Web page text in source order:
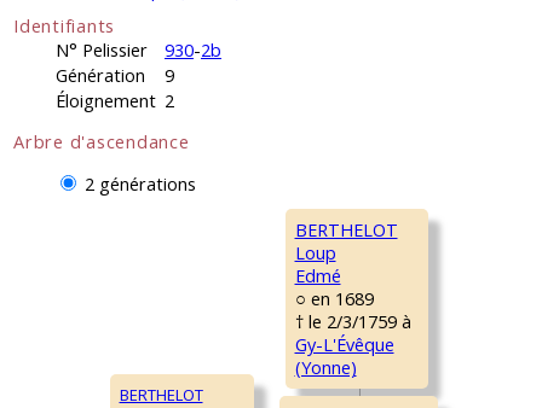
Identifiants
N° Pelissier
930-2b
Génération
9
Éloignement 2
Arbre d'ascendance
2 générations
BERTHELOT
BERTHELOT
Loup
Edmé
○ en 1689
† le 2/3/1759 à
Gy-L'Évêque
(Yonne)